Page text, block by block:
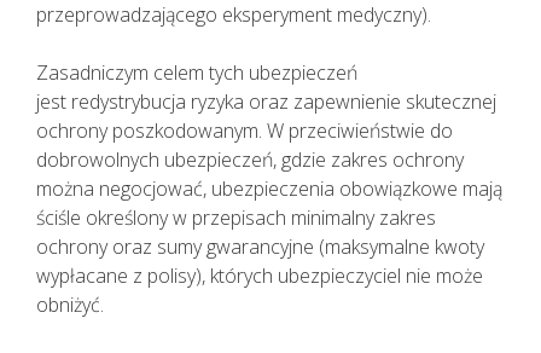
Pacjenci z objawami infekcji lub
podejrzani o zakażenie
koronawirusem SARS CoV-2
przeprowadzającego eksperyment medyczny).
Zasadniczym celem tych ubezpieczeń
jest redystrybucja ryzyka oraz zapewnienie skutecznej
ochrony poszkodowanym. W przeciwieństwie do
dobrowolnych ubezpieczeń, gdzie zakres ochrony
można negocjować, ubezpieczenia obowiązkowe mają
ściśle określony w przepisach minimalny zakres
ochrony oraz sumy gwarancyjne (maksymalne kwoty
wypłacane z polisy), których ubezpieczyciel nie może
obniżyć.